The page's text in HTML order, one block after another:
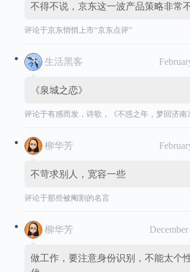
不得不说，京东这一波产品策略非常
评论于京东悄悄上市“京东点评”
生活黑客
《泉城之恋》
评论于有感而发，诗歌，《不惑之年，梦回济南》
柳华芳
不苛求别人，宽容一些
评论于那些被阉割的名言
柳华芳
做工作，要注意身份识别，不能太个